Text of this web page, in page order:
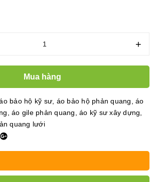
+
Mua hàng
bảo hộ kỹ sư áo bảo hộ phản quang
áo
áo gile phản quang áo kỹ sư xây dựng
quang lưới